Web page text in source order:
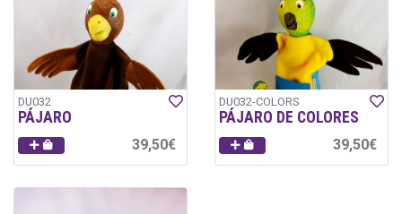
DU032
PÁJARO
39,50€
DU032-COLORS
PÁJARO DE COLORES
39,50€